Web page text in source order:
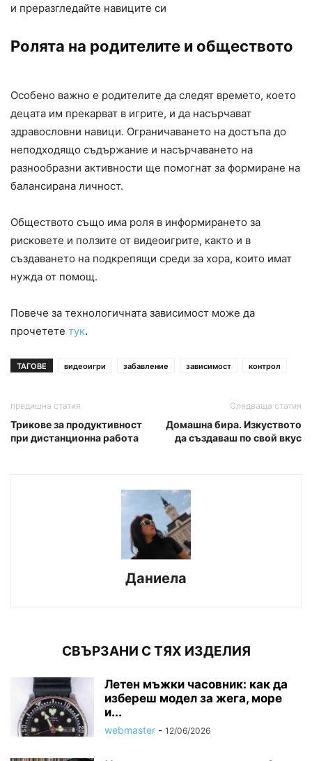
и преразгледайте навиците си
Ролята на родителите и обществото
Особено важно е родителите да следят времето, което
децата им прекарват в игрите, и да насърчават
здравословни навици. Ограничаването на достъпа до
неподходящо съдържание и насърчаването на
разнообразни активности ще помогнат за формиране на
балансирана личност.
Обществото също има роля в информирането за
рисковете и ползите от видеоигрите, както и в
създаването на подкрепящи среди за хора, които имат
нужда от помощ.
Повече за технологичната зависимост може да
прочетете тук.
ТАГОВЕ видеоигри забавление зависимост контрол
предишна статия
Трикове за продуктивност
при дистанционна работа
Следваща статия
Домашна бира. Изкуството
да създаваш по свой вкус
Даниела
СВЪРЗАНИ С ТЯХ ИЗДЕЛИЯ
Летен мъжки часовник: как да
избереш модел за жега, море
и...
webmaster - 12/06/2026